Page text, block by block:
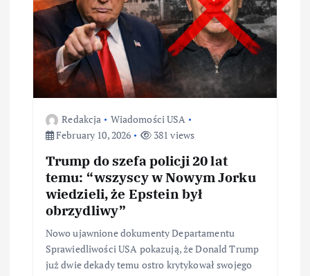
Redakcja
Wiadomości USA
February 10, 2026
381 views
Trump do szefa policji 20 lat
temu: “wszyscy w Nowym Jorku
wiedzieli, że Epstein był
obrzydliwy”
Nowo ujawnione dokumenty Departamentu
Sprawiedliwości USA pokazują, że Donald Trump
już dwie dekady temu ostro krytykował swojego